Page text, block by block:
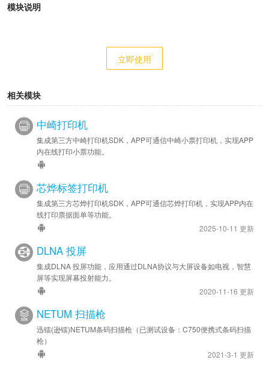
模块说明
立即使用
相关模块
中崎打印机
集成第三方中崎打印机SDK，APP可通信中崎小票打印机，实现APP
内在线打印小票功能。
芯烨标签打印机
集成第三方芯烨打印机SDK，APP可通信芯烨打印机，实现APP内在
线打印票据面单等功能。
2025-10-11 更新
DLNA 投屏
集成DLNA 投屏功能，应用通过DLNA协议与大屏设备如电视，智慧
屏等实现屏幕投射能力。
2020-11-16 更新
NETUM 扫描枪
迅镭(逊镭)NETUM条码扫描枪（已测试设备：C750便携式条码扫描
枪）
2021-3-1 更新